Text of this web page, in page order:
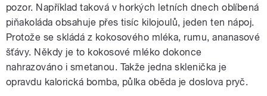
pozor. Například taková v horkých letních dnech oblíbená
piňakoláda obsahuje přes tisíc kilojoulů, jeden ten nápoj.
Protože se skládá z kokosového mléka, rumu, ananasové
šťávy. Někdy je to kokosové mléko dokonce
nahrazováno i smetanou. Takže jedna sklenička je
opravdu kalorická bomba, půlka oběda je doslova pryč.